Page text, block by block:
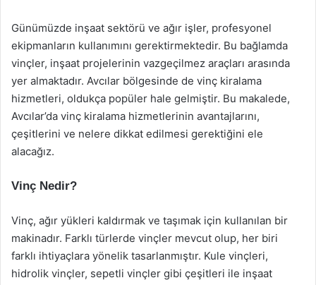
Günümüzde inşaat sektörü ve ağır işler, profesyonel
ekipmanların kullanımını gerektirmektedir. Bu bağlamda
vinçler, inşaat projelerinin vazgeçilmez araçları arasında
yer almaktadır. Avcılar bölgesinde de vinç kiralama
hizmetleri, oldukça popüler hale gelmiştir. Bu makalede,
Avcılar’da vinç kiralama hizmetlerinin avantajlarını,
çeşitlerini ve nelere dikkat edilmesi gerektiğini ele
alacağız.
Vinç Nedir?
Vinç, ağır yükleri kaldırmak ve taşımak için kullanılan bir
makinadır. Farklı türlerde vinçler mevcut olup, her biri
farklı ihtiyaçlara yönelik tasarlanmıştır. Kule vinçleri,
hidrolik vinçler, sepetli vinçler gibi çeşitleri ile inşaat